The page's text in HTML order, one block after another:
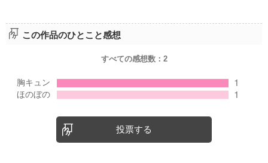
大好きな大好きな八八様の日、8月8日本当におめでとうございま
す！
来年も再来年も8年後も16年後も絶対にお祝いさせていただきま
す。そして私も愛してるとお伝えします！
なれてたらいいな…！とか思ったりしてたりしてます、すいませ
んんん！！orz
この作品のひとこと感想
すべての感想数： 2
投票する